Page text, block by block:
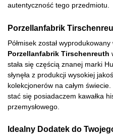
autentyczność tego przedmiotu.
Porzellanfabrik
Półmisek został
Porzellanfabrik Tirschenreuth
stała się częścią znanej marki
słynęła z produkcji wysokiej
kolekcjonerów na całym
stać się posiadaczem kawałka
przemysłowego.
Idealny Dodatek do